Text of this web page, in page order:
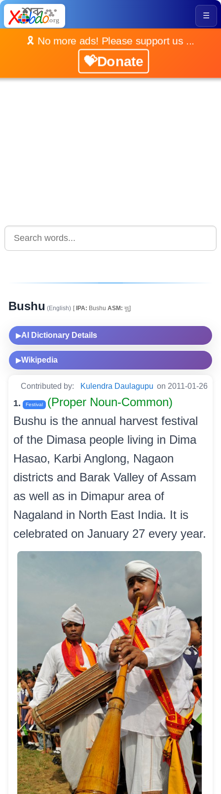
☰
🎗️ No more ads! Please support us ...
💝Donate
Bushu (English) [IPA: Bushu ASM: বুচু]
▶AI Dictionary Details
▶Wikipedia
Contributed by: Kulendra Daulagupu on 2011-01-26
1. Festival
(Proper Noun-Common)
Bushu is the annual harvest festival
of the Dimasa people living in Dima
Hasao, Karbi Anglong, Nagaon
districts and Barak Valley of Assam
as well as in Dimapur area of
Nagaland in North East India. It is
celebrated on January 27 every year.